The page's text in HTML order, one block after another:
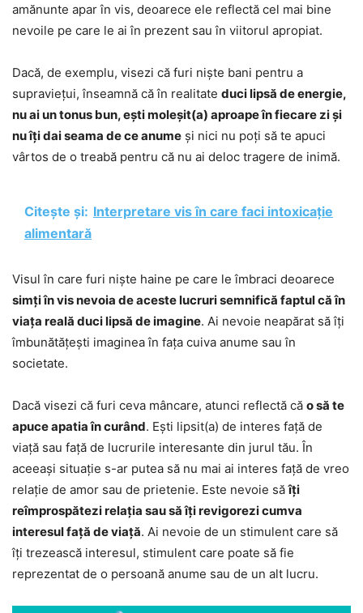
amănunte apar în vis, deoarece ele reflectă cel mai bine
nevoile pe care le ai în prezent sau în viitorul apropiat.
Dacă, de exemplu, visezi că furi niște bani pentru a
supraviețui, înseamnă că în realitate duci lipsă de energie,
nu ai un tonus bun, ești moleșit(a) aproape în fiecare zi și
nu îți dai seama de ce anume și nici nu poți să te apuci
vârtos de o treabă pentru că nu ai deloc tragere de inimă.
Citește și: Interpretare vis în care faci intoxicație
alimentară
Visul în care furi niște haine pe care le îmbraci deoarece
simți în vis nevoia de aceste lucruri semnifică faptul că în
viața reală duci lipsă de imagine. Ai nevoie neapărat să îți
îmbunătățești imaginea în fața cuiva anume sau în
societate.
Dacă visezi că furi ceva mâncare, atunci reflectă că o să te
apuce apatia în curând. Ești lipsit(a) de interes față de
viață sau față de lucrurile interesante din jurul tău. În
aceeași situație s-ar putea să nu mai ai interes față de vreo
relație de amor sau de prietenie. Este nevoie săîți
reîmprospătezi relația sau să îți revigorezi cumva
interesul față de viață. Ai nevoie de un stimulent care să
îți trezească interesul, stimulent care poate să fie
reprezentat de o persoană anume sau de un alt lucru.